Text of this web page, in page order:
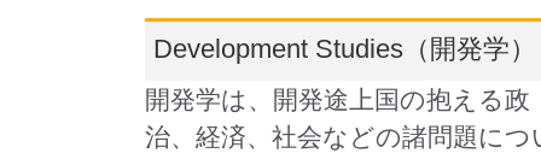
Development Studies（開発学）
開発学は、開発途上国の抱える政
治、経済、社会などの諸問題につ